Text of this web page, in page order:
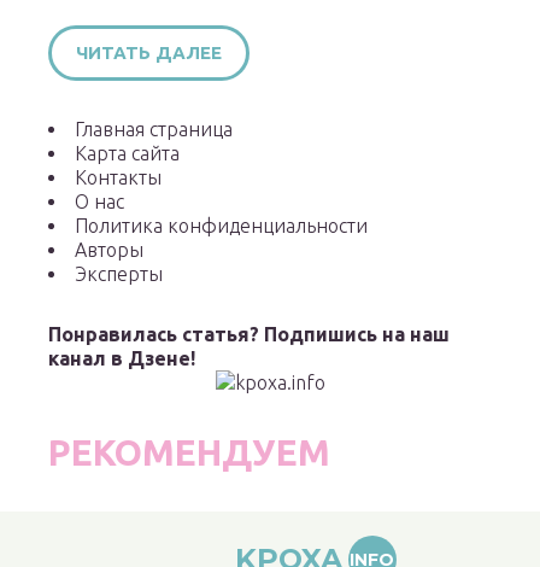
ЧИТАТЬ ДАЛЕЕ
Главная страница
Карта сайта
Контакты
О нас
Политика конфиденциальности
Авторы
Эксперты
Понравилась статья? Подпишись на наш
канал в Дзене!
РЕКОМЕНДУЕМ
KPOXA INFO